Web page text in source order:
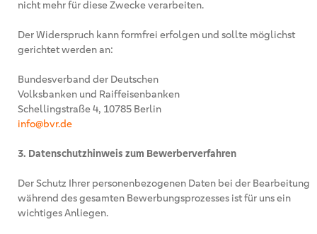
nicht mehr für diese Zwecke verarbeiten.
Der Widerspruch kann formfrei erfolgen und sollte möglichst
gerichtet werden an:
Bundesverband der Deutschen
Volksbanken und Raiffeisenbanken
Schellingstraße 4, 10785 Berlin
info@bvr.de
3. Datenschutzhinweis zum Bewerberverfahren
Der Schutz Ihrer personenbezogenen Daten bei der Bearbeitung
während des gesamten Bewerbungsprozesses ist für uns ein
wichtiges Anliegen.